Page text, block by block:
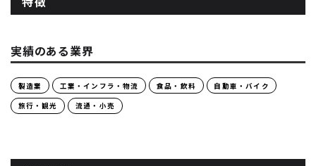
実績のある業界
製造業 工業・インフラ・物流 食品・飲料 自動車・バイク
旅行・観光 流通・小売